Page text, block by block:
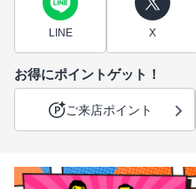
LINE X
お得にポイントゲット！
ご来店ポイント